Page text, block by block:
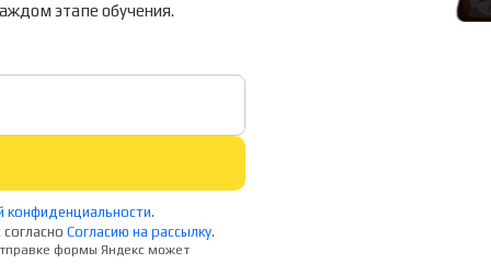
этапе обучения.
конфиденциальности.
Согласию на рассылку.
формы Яндекс может